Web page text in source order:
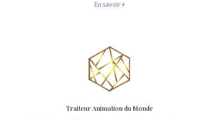
En savoir +
Traiteur Animation du Monde